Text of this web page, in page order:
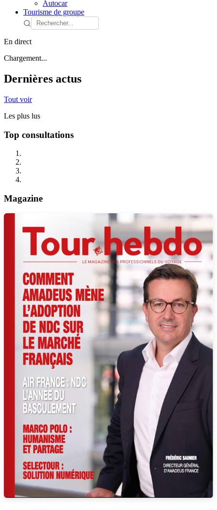
Autocar
Tourisme de groupe
En direct
Chargement...
Dernières actus
Tout voir
Les plus lus
Top consultations
Magazine